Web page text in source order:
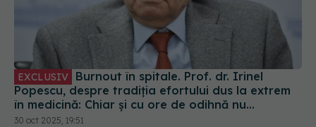
EXCLUSIV
Popescu, despre tradiția efortului dus la extrem
în medicină: Chiar și cu ore de odihnă nu
recuperăm
30 oct 2025, 19:51